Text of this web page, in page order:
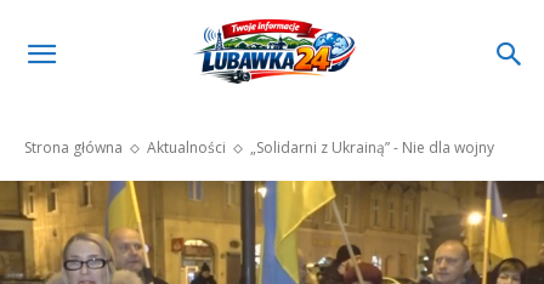
Strona główna Aktualności „Solidarni z Ukrainą” - Nie dla wojny